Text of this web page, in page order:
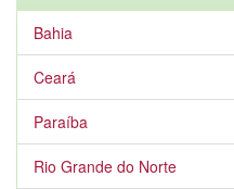
Bahia
Ceará
Paraíba
Rio Grande do Norte